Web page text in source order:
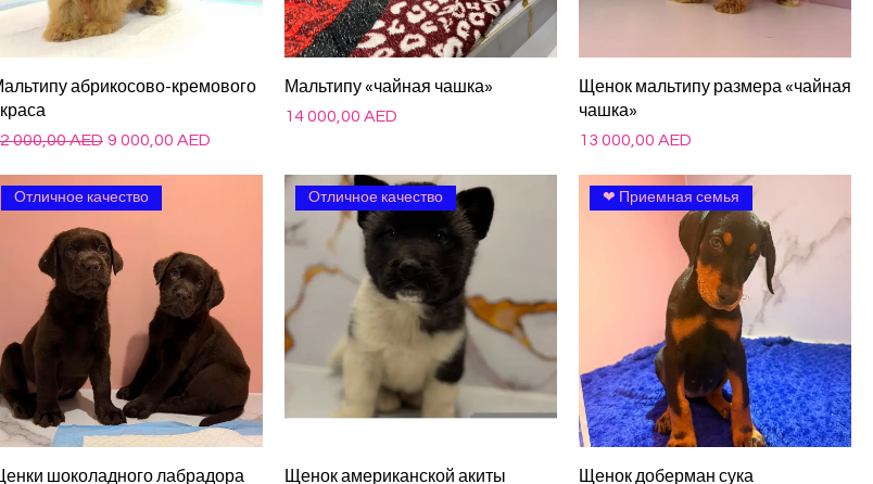
абрикосово-кремового
цена
000,00 AED Цена со скидкой
9 000,00 AED
Мальтипу «чайная чашка»
Цена
14 000,00 AED
Щенок мальтипу размера «чайная
чашка»
Цена
13 000,00 AED
Отличное качество
шоколадного лабрадора
Отличное качество
Щенок американской акиты
❤ Приемная семья
Щенок доберман сука